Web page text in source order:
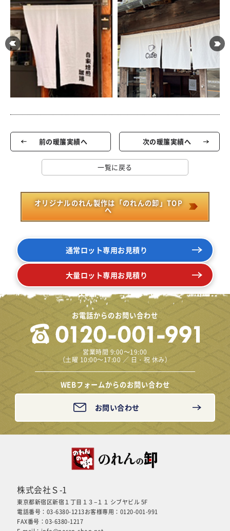
前の暖簾実績へ 次の暖簾実績へ
一覧に戻る
オリジナルのれん製作は「のれんの卸」TOP
へ
通常ロット専用お見積り
大量ロット専用お見積り
お電話からのお問い合わせ
営業時間 9:00～19:00
（土曜 10:00～17:00 ／ 日・祝 休み）
WEBフォームからのお問い合わせ
お問い合わせ
株式会社Ｓ-1
東京都新宿区新宿１丁目１３−１１ シブヤビル 5F
電話番号：03-6380-1213お客様専用：0120-001-991
FAX番号：03-6380-1217